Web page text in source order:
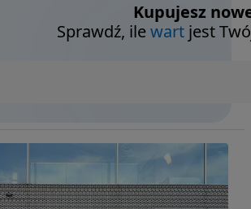
Kupujesz
Sprawdź, ilewart jest